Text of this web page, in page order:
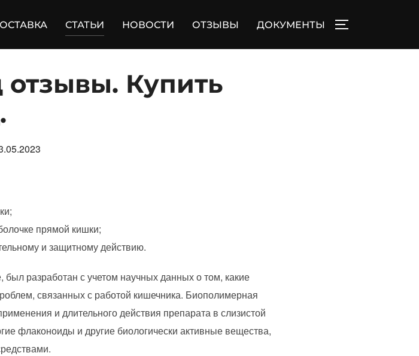
СТАТЬИ НОВОСТИ ОТЗЫВЫ ДОКУМЕНТЫ
Купить
прямой кишки;
и защитному действию.
разработан с учетом научных данных о том, какие
связанных с работой кишечника. Биополимерная
и длительного действия препарата в слизистой
флаконоиды и другие биологически активные вещества,